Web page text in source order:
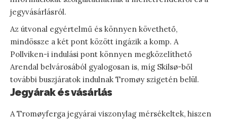
jegyvásárlásról.
Az útvonal egyértelmű és könnyen követhető,
mindössze a két pont között ingázik a komp. A
Pollviken-i indulási pont könnyen megközelíthető
Arendal belvárosából gyalogosan is, míg Skilsø-ből
további buszjáratok indulnak Tromøy szigetén belül.
Jegyárak és vásárlás
A Tromøyferga jegyárai viszonylag mérsékeltek, hiszen